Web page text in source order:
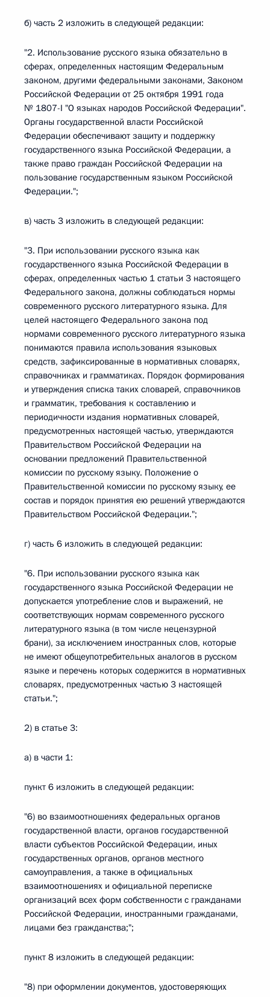
б) часть 2 изложить в следующей редакции:
"2. Использование русского языка обязательно в
сферах, определенных настоящим Федеральным
законом, другими федеральными законами, Законом
Российской Федерации от 25 октября 1991 года
№ 1807-I "О языках народов Российской Федерации".
Органы государственной власти Российской
Федерации обеспечивают защиту и поддержку
государственного языка Российской Федерации, а
также право граждан Российской Федерации на
пользование государственным языком Российской
Федерации.";
в) часть 3 изложить в следующей редакции:
"3. При использовании русского языка как
государственного языка Российской Федерации в
сферах, определенных частью 1 статьи 3 настоящего
Федерального закона, должны соблюдаться нормы
современного русского литературного языка. Для
целей настоящего Федерального закона под
нормами современного русского литературного языка
понимаются правила использования языковых
средств, зафиксированные в нормативных словарях,
справочниках и грамматиках. Порядок формирования
и утверждения списка таких словарей, справочников
и грамматик, требования к составлению и
периодичности издания нормативных словарей,
предусмотренных настоящей частью, утверждаются
Правительством Российской Федерации на
основании предложений Правительственной
комиссии по русскому языку. Положение о
Правительственной комиссии по русскому языку, ее
состав и порядок принятия ею решений утверждаются
Правительством Российской Федерации.";
г) часть 6 изложить в следующей редакции:
"6. При использовании русского языка как
государственного языка Российской Федерации не
допускается употребление слов и выражений, не
соответствующих нормам современного русского
литературного языка (в том числе нецензурной
брани), за исключением иностранных слов, которые
не имеют общеупотребительных аналогов в русском
языке и перечень которых содержится в нормативных
словарях, предусмотренных частью 3 настоящей
статьи.";
2) в статье 3:
а) в части 1:
пункт 6 изложить в следующей редакции:
"6) во взаимоотношениях федеральных органов
государственной власти, органов государственной
власти субъектов Российской Федерации, иных
государственных органов, органов местного
самоуправления, а также в официальных
взаимоотношениях и официальной переписке
организаций всех форм собственности с гражданами
Российской Федерации, иностранными гражданами,
лицами без гражданства;";
пункт 8 изложить в следующей редакции:
"8) при оформлении документов, удостоверяющих